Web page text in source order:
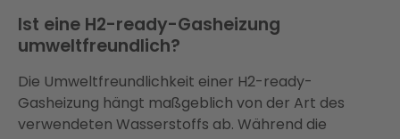
Ist eine H2-ready-Gasheizung
umweltfreundlich?
Die Umweltfreundlichkeit einer H2-ready-
Gasheizung hängt maßgeblich von der Art des
verwendeten Wasserstoffs ab. Während die